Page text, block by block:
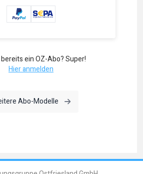
ein OZ-Abo? Super!
Hier anmelden
Abo-Modelle